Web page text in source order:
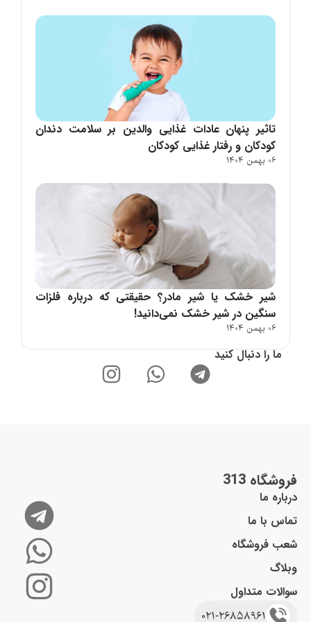
تاثیر پنهان عادات غذایی والدین بر سلامت دندان
کودکان و رفتار غذایی کودکان
06 بهمن 1404
شیر خشک یا شیر مادر؟ حقیقتی که درباره فلزات
سنگین در شیر خشک نمی‌دانید!
06 بهمن 1404
ما را دنبال کنید
فروشگاه 313
درباره ما
تماس با ما
شعب فروشگاه
وبلاگ
سوالات متداول
021-26858961